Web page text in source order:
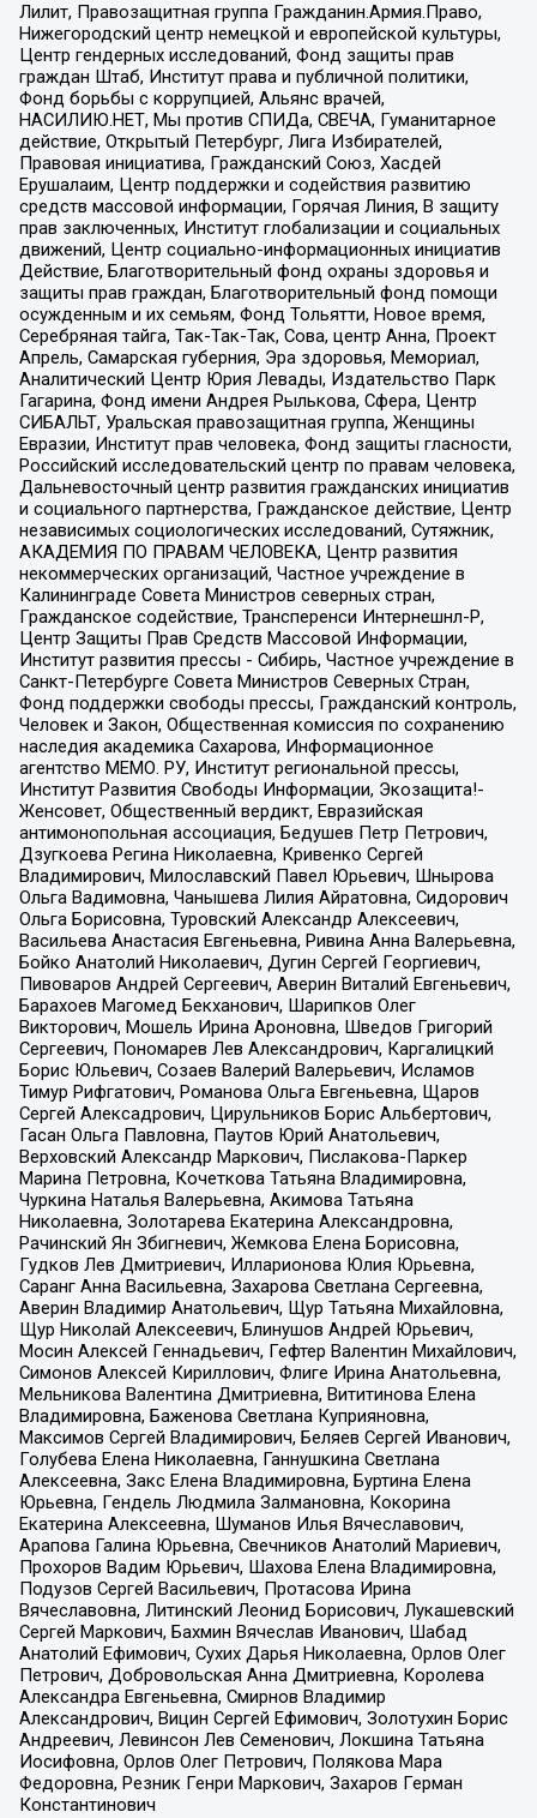
Лилит, Правозащитная группа Гражданин.Армия.Право,
Нижегородский центр немецкой и европейской культуры,
Центр гендерных исследований, Фонд защиты прав
граждан Штаб, Институт права и публичной политики,
Фонд борьбы с коррупцией, Альянс врачей,
НАСИЛИЮ.НЕТ, Мы против СПИДа, СВЕЧА, Гуманитарное
действие, Открытый Петербург, Лига Избирателей,
Правовая инициатива, Гражданский Союз, Хасдей
Ерушалаим, Центр поддержки и содействия развитию
средств массовой информации, Горячая Линия, В защиту
прав заключенных, Институт глобализации и социальных
движений, Центр социально-информационных инициатив
Действие, Благотворительный фонд охраны здоровья и
защиты прав граждан, Благотворительный фонд помощи
осужденным и их семьям, Фонд Тольятти, Новое время,
Серебряная тайга, Так-Так-Так, Сова, центр Анна, Проект
Апрель, Самарская губерния, Эра здоровья, Мемориал,
Аналитический Центр Юрия Левады, Издательство Парк
Гагарина, Фонд имени Андрея Рылькова, Сфера, Центр
СИБАЛЬТ, Уральская правозащитная группа, Женщины
Евразии, Институт прав человека, Фонд защиты гласности,
Российский исследовательский центр по правам человека,
Дальневосточный центр развития гражданских инициатив
и социального партнерства, Гражданское действие, Центр
независимых социологических исследований, Сутяжник,
АКАДЕМИЯ ПО ПРАВАМ ЧЕЛОВЕКА, Центр развития
некоммерческих организаций, Частное учреждение в
Калининграде Совета Министров северных стран,
Гражданское содействие, Трансперенси Интернешнл-Р,
Центр Защиты Прав Средств Массовой Информации,
Институт развития прессы - Сибирь, Частное учреждение в
Санкт-Петербурге Совета Министров Северных Стран,
Фонд поддержки свободы прессы, Гражданский контроль,
Человек и Закон, Общественная комиссия по сохранению
наследия академика Сахарова, Информационное
агентство МЕМО. РУ, Институт региональной прессы,
Институт Развития Свободы Информации, Экозащита!-
Женсовет, Общественный вердикт, Евразийская
антимонопольная ассоциация, Бедушев Петр Петрович,
Дзугкоева Регина Николаевна, Кривенко Сергей
Владимирович, Милославский Павел Юрьевич, Шнырова
Ольга Вадимовна, Чанышева Лилия Айратовна, Сидорович
Ольга Борисовна, Туровский Александр Алексеевич,
Васильева Анастасия Евгеньевна, Ривина Анна Валерьевна,
Бойко Анатолий Николаевич, Дугин Сергей Георгиевич,
Пивоваров Андрей Сергеевич, Аверин Виталий Евгеньевич,
Барахоев Магомед Бекханович, Шарипков Олег
Викторович, Мошель Ирина Ароновна, Шведов Григорий
Сергеевич, Пономарев Лев Александрович, Каргалицкий
Борис Юльевич, Созаев Валерий Валерьевич, Исламов
Тимур Рифгатович, Романова Ольга Евгеньевна, Щаров
Сергей Алексадрович, Цирульников Борис Альбертович,
Гасан Ольга Павловна, Паутов Юрий Анатольевич,
Верховский Александр Маркович, Пислакова-Паркер
Марина Петровна, Кочеткова Татьяна Владимировна,
Чуркина Наталья Валерьевна, Акимова Татьяна
Николаевна, Золотарева Екатерина Александровна,
Рачинский Ян Збигневич, Жемкова Елена Борисовна,
Гудков Лев Дмитриевич, Илларионова Юлия Юрьевна,
Саранг Анна Васильевна, Захарова Светлана Сергеевна,
Аверин Владимир Анатольевич, Щур Татьяна Михайловна,
Щур Николай Алексеевич, Блинушов Андрей Юрьевич,
Мосин Алексей Геннадьевич, Гефтер Валентин Михайлович,
Симонов Алексей Кириллович, Флиге Ирина Анатольевна,
Мельникова Валентина Дмитриевна, Вититинова Елена
Владимировна, Баженова Светлана Куприяновна,
Максимов Сергей Владимирович, Беляев Сергей Иванович,
Голубева Елена Николаевна, Ганнушкина Светлана
Алексеевна, Закс Елена Владимировна, Буртина Елена
Юрьевна, Гендель Людмила Залмановна, Кокорина
Екатерина Алексеевна, Шуманов Илья Вячеславович,
Арапова Галина Юрьевна, Свечников Анатолий Мариевич,
Прохоров Вадим Юрьевич, Шахова Елена Владимировна,
Подузов Сергей Васильевич, Протасова Ирина
Вячеславовна, Литинский Леонид Борисович, Лукашевский
Сергей Маркович, Бахмин Вячеслав Иванович, Шабад
Анатолий Ефимович, Сухих Дарья Николаевна, Орлов Олег
Петрович, Добровольская Анна Дмитриевна, Королева
Александра Евгеньевна, Смирнов Владимир
Александрович, Вицин Сергей Ефимович, Золотухин Борис
Андреевич, Левинсон Лев Семенович, Локшина Татьяна
Иосифовна, Орлов Олег Петрович, Полякова Мара
Федоровна, Резник Генри Маркович, Захаров Герман
Константинович